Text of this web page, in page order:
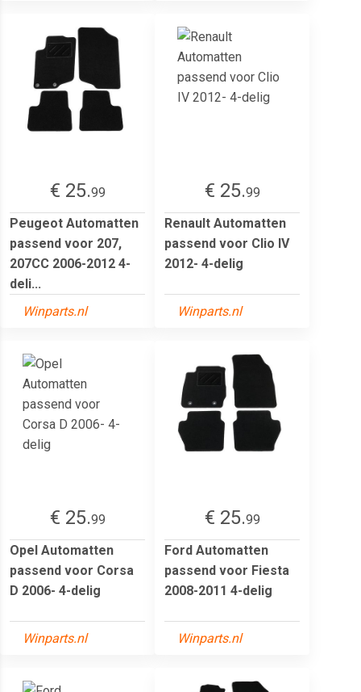
€ 25.99
Peugeot Automatten
passend voor 207,
207CC 2006-2012 4-
deli...
Winparts.nl
€ 25.99
Renault Automatten
passend voor Clio IV
2012- 4-delig
Winparts.nl
€ 25.99
Opel Automatten
passend voor Corsa
D 2006- 4-delig
Winparts.nl
€ 25.99
Ford Automatten
passend voor Fiesta
2008-2011 4-delig
Winparts.nl